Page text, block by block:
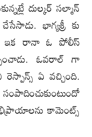
దుల్కర్ సల్మాన్
భాగ్యశ్రీ కు
ఇక రానా ఓ పోలీస్
ఓవరాల్ గా
ఏ వచ్చింది.
కామెంట్స్